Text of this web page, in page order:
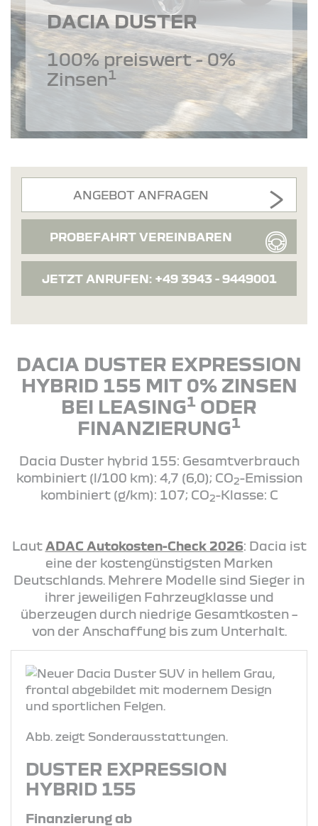
DACIA DUSTER
100% preiswert - 0%
Zinsen1
ANGEBOT ANFRAGEN
PROBEFAHRT VEREINBAREN
JETZT ANRUFEN: +49 3943 - 9449001
DACIA DUSTER EXPRESSION
HYBRID 155 MIT 0% ZINSEN
BEI LEASING1 ODER
FINANZIERUNG1
Dacia Duster hybrid 155: Gesamtverbrauch
kombiniert (l/100 km): 4,7 (6,0); CO2-Emission
kombiniert (g/km): 107; CO2-Klasse: C
Laut ADAC Autokosten-Check 2026: Dacia ist
eine der kostengünstigsten Marken
Deutschlands. Mehrere Modelle sind Sieger in
ihrer jeweiligen Fahrzeugklasse und
überzeugen durch niedrige Gesamtkosten –
von der Anschaffung bis zum Unterhalt.
Abb. zeigt Sonderausstattungen.
DUSTER EXPRESSION
HYBRID 155
Finanzierung ab